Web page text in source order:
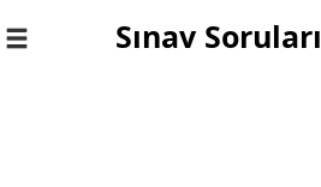
Toggle
Sınav Soruları